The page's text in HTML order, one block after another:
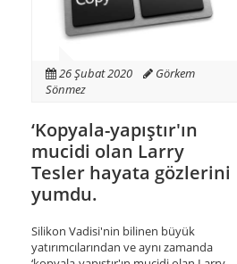
26 Şubat 2020
Görkem
Sönmez
‘Kopyala-yapıştır'ın
mucidi olan Larry
Tesler hayata gözlerini
yumdu.
Silikon Vadisi'nin bilinen büyük
yatırımcılarından ve aynı zamanda